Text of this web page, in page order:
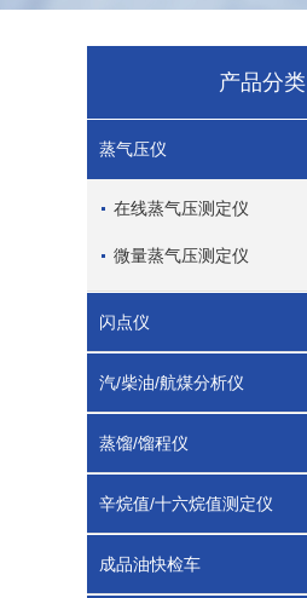
产品分类
蒸气压仪
在线蒸气压测定仪
微量蒸气压测定仪
闪点仪
汽/柴油/航煤分析仪
蒸馏/馏程仪
辛烷值/十六烷值测定仪
成品油快检车